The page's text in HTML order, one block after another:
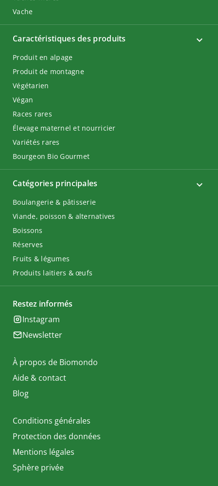
Vache
Catégories principales
Boulangerie & pâtisserie
Viande, poisson & alternatives
Boissons
Réserves
Fruits & légumes
Produits laitiers & œufs
Caractéristiques des produits
Produit en alpage
Produit de montagne
Végétarien
Végan
Races rares
Élevage maternel et nourricier
Variétés rares
Bourgeon Bio Gourmet
Restez informés
Instagram
Newsletter
À propos de Biomondo
Aide & contact
Blog
Conditions générales
Protection des données
Mentions légales
Sphère privée